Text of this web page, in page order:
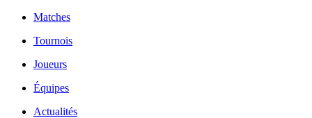
Matches
Tournois
Joueurs
Équipes
Actualités